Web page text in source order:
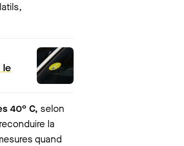
le
40° C, selon
la
quand